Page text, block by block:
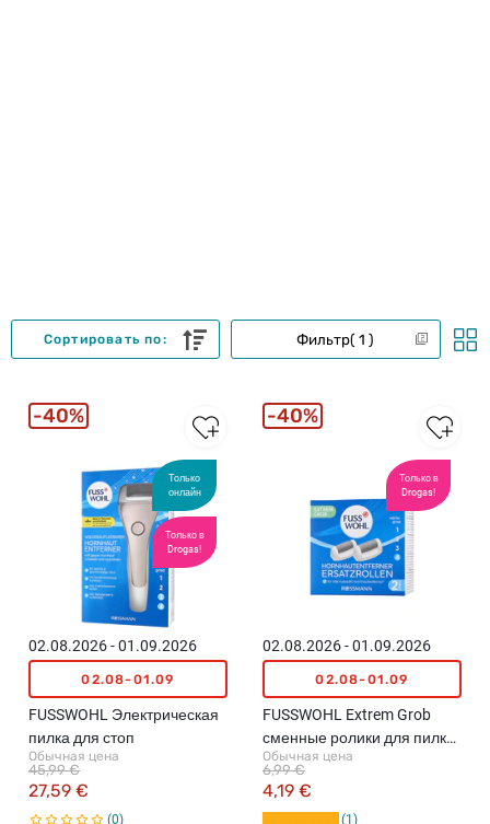
Фильтр 1
Сортировать по:
Только
онлайн
Только в
Drogas!
02.08.2026 - 01.09.2026
02.08-01.09
FUSSWOHL Электрическая
пилка для стоп
Обычная цена
27,59 €
45,99 €
0
40%
Только в
Drogas!
02.08.2026 - 01.09.2026
02.08-01.09
FUSSWOHL Extrem Grob
сменные ролики для пилки,
2шт.
Обычная цена
4,19 €
6,99 €
1
40%